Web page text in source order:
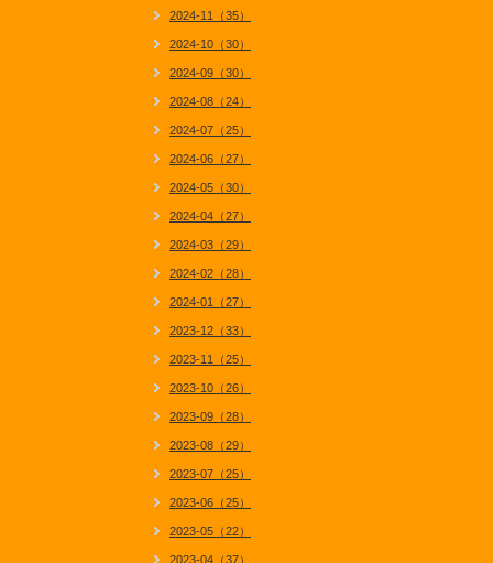
2024-11（35）
2024-10（30）
2024-09（30）
2024-08（24）
2024-07（25）
2024-06（27）
2024-05（30）
2024-04（27）
2024-03（29）
2024-02（28）
2024-01（27）
2023-12（33）
2023-11（25）
2023-10（26）
2023-09（28）
2023-08（29）
2023-07（25）
2023-06（25）
2023-05（22）
2023-04（37）